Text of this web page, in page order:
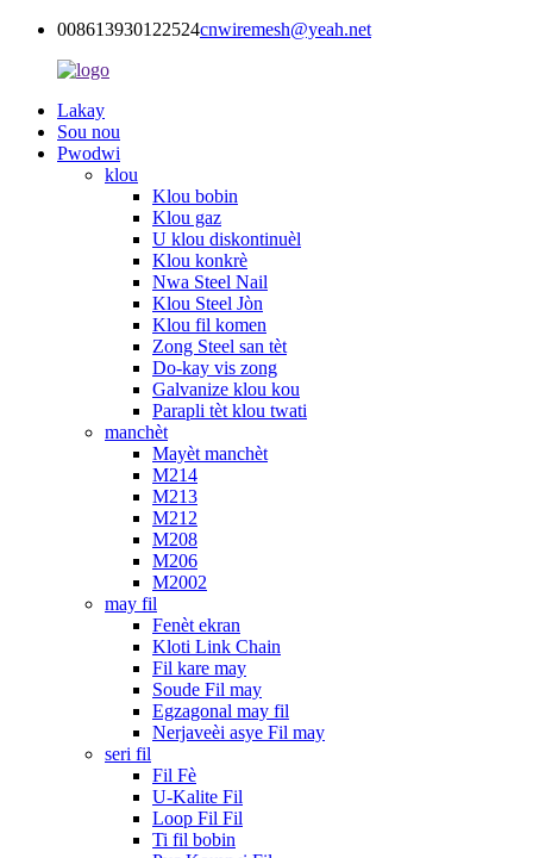
008613930122524cnwiremesh@yeah.net
Lakay
Sou nou
Pwodwi
klou
Klou bobin
Klou gaz
U klou diskontinuèl
Klou konkrè
Nwa Steel Nail
Klou Steel Jòn
Klou fil komen
Zong Steel san tèt
Do-kay vis zong
Galvanize klou kou
Parapli tèt klou twati
manchèt
Mayèt manchèt
M214
M213
M212
M208
M206
M2002
may fil
Fenèt ekran
Kloti Link Chain
Fil kare may
Soude Fil may
Egzagonal may fil
Nerjaveèi asye Fil may
seri fil
Fil Fè
U-Kalite Fil
Loop Fil Fil
Ti fil bobin